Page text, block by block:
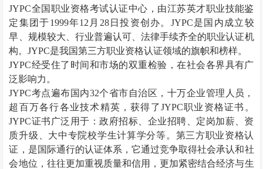
JYPC全国职业资格考试认证中心，由江苏英才职业技能鉴
定集团于1999年12月28日投资创办。JYPC是国内成立较
早、规模较大、行业普遍认可、法律手续齐全的职业认证机
构。JYPC是我国第三方职业资格认证领域的旗帜和榜样。
JYPC经受住了时间和市场的双重检验，在社会各界具有广
泛影响力。
JYPC考点遍布国内32个省市自治区，十万企业管理人员，
超百万各行各业技术精英，获得了JYPC职业资格证书。
JYPC证书广泛用于：政府招标、企业招聘、定岗加薪、资
质升级、大中专院校学生计算学分等。第三方职业资格认
证，是国际通行的认证体系，它通过竞争取得社会承认和社
会地位，往往更加重视质量和信用，更加紧密结合经济与生